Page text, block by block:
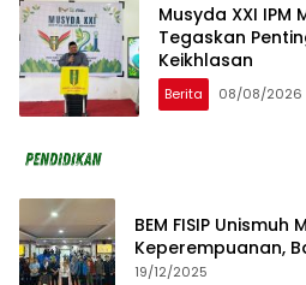
Musyda XXI IPM
Tegaskan
Keikhlasan
Berita 08/08/2026
BEM FISIP
Keperempuanan,
dan Budaya Lokal
19/12/2025